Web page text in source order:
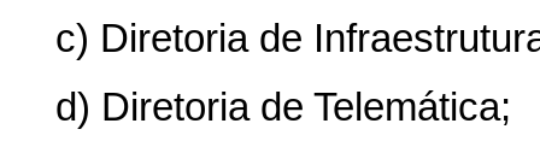
c) Diretoria de
d) Diretoria de Telemática;